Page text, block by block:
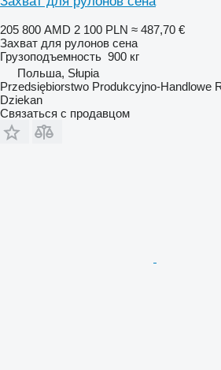
205 800 AMD 2 100 PLN ≈ 487,70 €
Захват для рулонов сена
Грузоподъемность 900 кг
Польша, Słupia
Przedsiębiorstwo Produkcyjno-Handlowe
Dziekan
Связаться с продавцом